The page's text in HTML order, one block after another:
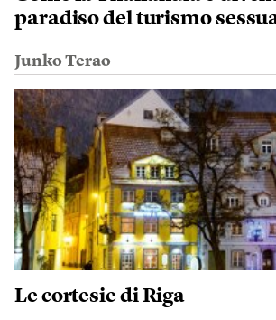
paradiso del turismo
Junko Terao
Le cortesie di Riga